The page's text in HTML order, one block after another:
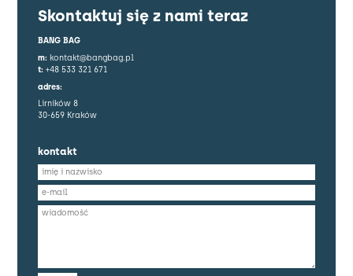
Skontaktuj się z nami teraz
BANG BAG
m: kontakt@bangbag.pl
t: +48 533 321 671
adres:
Lirników 8
30-659 Kraków
kontakt